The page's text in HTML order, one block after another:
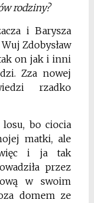
rodziny?
i Barysza
Zdobysław
on jak i inni
Zza nowej
rzadko
losu, bo ciocia
matki, ale
więc i ja tak
przez
w swoim
domem ze